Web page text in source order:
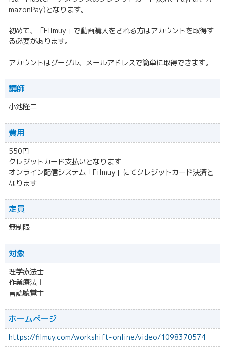
mazonPay)となります。
初めて、「Filmuy」で動画購入をされる方はアカウントを取得す
る必要があります。
アカウントはグーグル、メールアドレスで簡単に取得できます。
講師
小池隆二
費用
550円
クレジットカード支払いとなります
オンライン配信システム「Filmuy」にてクレジットカード決済と
なります
定員
無制限
対象
理学療法士
作業療法士
言語聴覚士
ホームページ
https://filmuy.com/workshift-online/video/1098370574